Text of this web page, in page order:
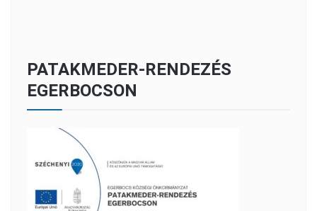
PATAKMEDER-RENDEZÉS
EGERBOCSON